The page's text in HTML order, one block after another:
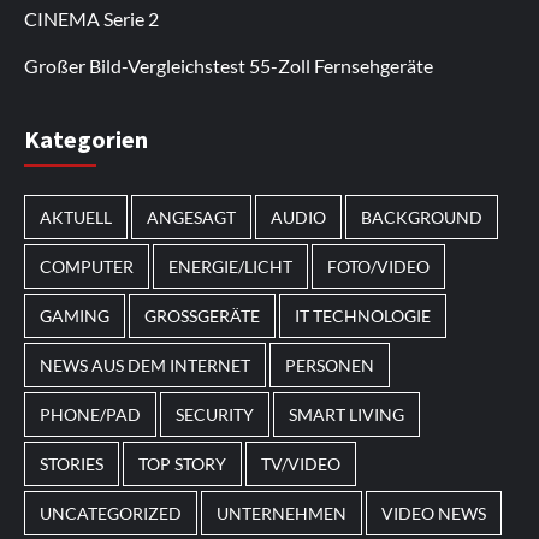
Bonusaktionen.
regelmäßige Updates werden neue Inhalte
Nutzer kehren zurück, um sich die
CINEMA Serie 2
Großer Bild-Vergleichstest 55-Zoll Fernsehgeräte
Im Laufe des Jahres erscheinen thematische
Spielautomaten mit passenden Designs. Im Bereich
vonMagneticslotskönnen solche saisonalen Slots
beispielsweise an Feiertage oder besondere Events
angepasst sein.
Kategorien
AKTUELL ANGESAGT AUDIO BACKGROUND
COMPUTER ENERGIE/LICHT FOTO/VIDEO
GAMING GROSSGERÄTE IT TECHNOLOGIE
NEWS AUS DEM INTERNET PERSONEN
PHONE/PAD SECURITY SMART LIVING
STORIES TOP STORY TV/VIDEO
UNCATEGORIZED UNTERNEHMEN VIDEO NEWS